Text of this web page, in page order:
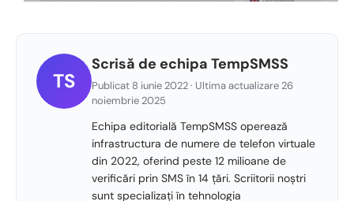
TS
Scrisă de echipa TempSMSS
Publicat 8 iunie 2022 · Ultima actualizare 26
noiembrie 2025
Echipa editorială TempSMSS operează
infrastructura de numere de telefon virtuale
din 2022, oferind peste 12 milioane de
verificări prin SMS în 14 țări. Scriitorii noștri
sunt specializați în tehnologia